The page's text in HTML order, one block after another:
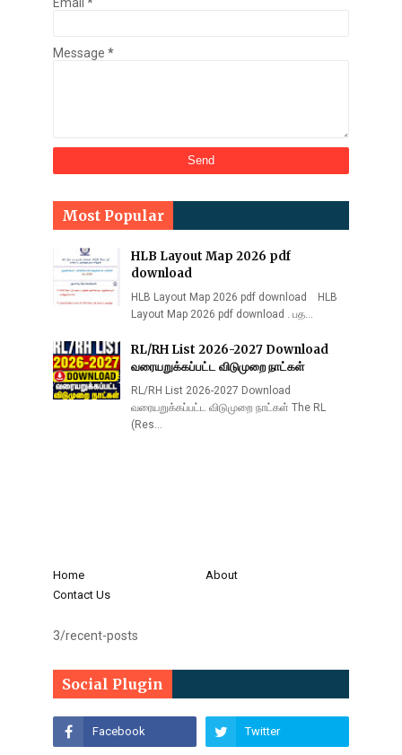
Message *
Most Popular
HLB Layout Map 2026 pdf
download
HLB Layout Map 2026 pdf download HLB
Layout Map 2026 pdf download . பத…
RL/RH List 2026-2027 Download
வரையறுக்கப்பட்ட விடுமுறை நாட்கள்
RL/RH List 2026-2027 Download
வரையறுக்கப்பட்ட விடுமுறை நாட்கள் The RL
(Res…
Home
About
Contact Us
3/recent-posts
Social Plugin